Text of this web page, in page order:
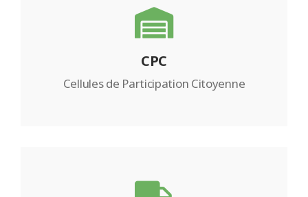
CPC
Cellules de Participation Citoyenne